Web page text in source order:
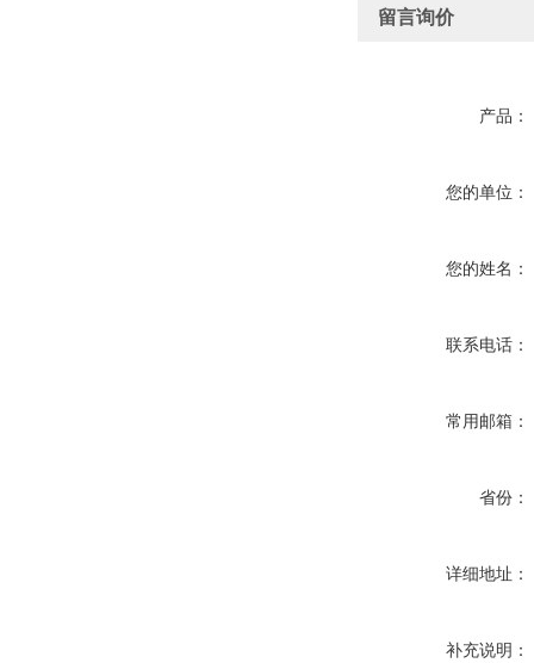
留言询价
产品：
您的单位：
您的姓名：
联系电话：
常用邮箱：
省份：
详细地址：
补充说明：